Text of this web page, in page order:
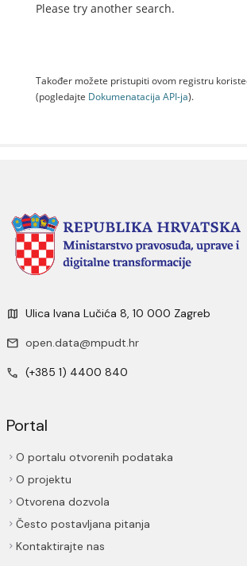
Please try another search.
Također možete pristupiti ovom registru
(pogledajte Dokumenаtаcijа API-jа).